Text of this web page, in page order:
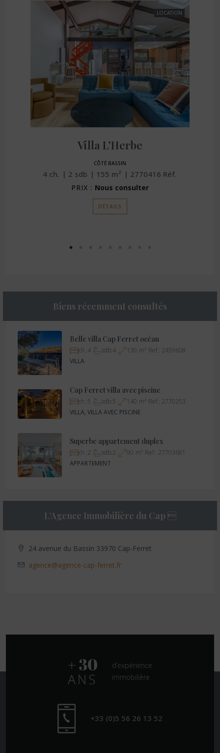
LOCATION
Villa L’Herbe
CÔTÉ BASSIN
4 ch. 2 sdb 155 m² 2770416 Réf.
PRIX : Nous consulter
DÉTAILS
Biens récemment consultés
Belle villa Cap Ferret océan
ch.:4 sdb:4 130 m² Ref.: 2459608
VILLA
Cap Ferret villa avec piscine
ch.:5 sdb:5 140 m² Ref.: 2770253
VILLA, VILLA AVEC PISCINE
Superbe appartement duplex
ch.:2 sdb:2 90 m² Ref.: 27703681
APPARTEMENT
L’Agence Immobilière du Cap 
24 avenue du Bassin 33970 Cap-Ferret
agence@agence-cap-ferret.fr
d’expérience
immobilière
+33 (0)5 56 26 13 52